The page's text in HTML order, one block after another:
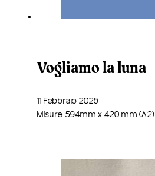
Vogliamo la luna
11 Febbraio 2026
Misure: 594mm x 420 mm (A2)